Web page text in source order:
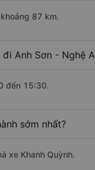
87 km.
Anh Sơn - Nghệ
đến 15:30.
sớm nhất?
xe Khanh Quỳnh.